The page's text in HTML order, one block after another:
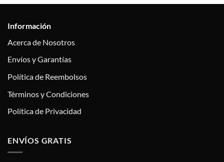
Información
Acerca de Nosotros
Envíos y Garantías
Política de Reembolsos
Términos y Condiciones
Política de Privacidad
ENVÍOS GRATIS